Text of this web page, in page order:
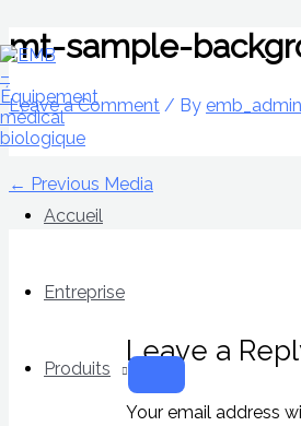
content
Accueil
Entreprise
Produits
Menu
Toggle
mt-sample-
Leave a Comment / By emb_admin
← Previous Media
Leave a
Your email address